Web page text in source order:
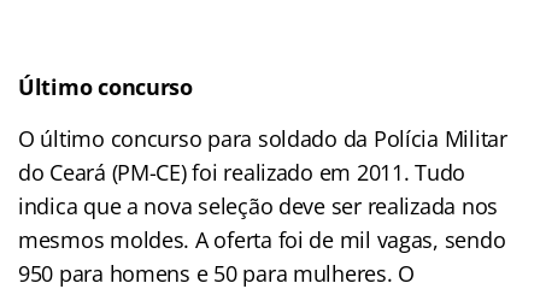
Último concurso
O último concurso para soldado da Polícia Militar
do Ceará (PM-CE) foi realizado em 2011. Tudo
indica que a nova seleção deve ser realizada nos
mesmos moldes. A oferta foi de mil vagas, sendo
950 para homens e 50 para mulheres. O